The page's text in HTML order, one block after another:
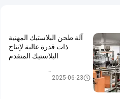
آلة طحن البلاستيك المهنية
ذات قدرة عالية لإنتاج
البلاستيك المتقدم
2025-06-23